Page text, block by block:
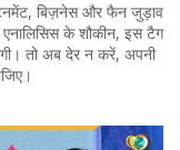
बिज़नेस और फैन जुड़ाव
के शौकीन, इस टैग
तो अब देर न करें, अपनी